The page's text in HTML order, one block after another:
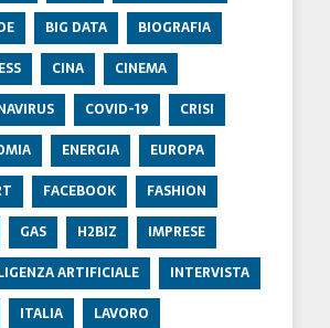
BIG DATA
BIOGRAFIA
CINA
CINEMA
COVID-19
CRISI
ENERGIA
EUROPA
FACEBOOK
FASHION
GAS H2BIZ
IMPRESE
ARTIFICIALE
INTERVISTA
ITALIA
LAVORO